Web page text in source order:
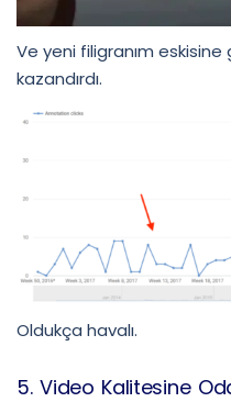
Ve yeni filigranım
kazandırdı.
Oldukça havalı.
5. Video Kalitesine